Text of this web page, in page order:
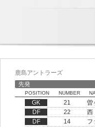
鹿島アントラーズ
先発
POSITION NUMBER
GK 21
DF
22
DF
14